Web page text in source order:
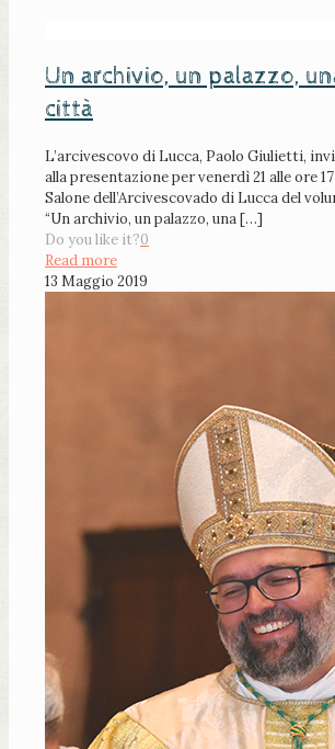
Un archivio, un palazzo,
città
L’arcivescovo di Lucca, Paolo Giulietti,
alla presentazione per venerdì 21 alle ore
Salone dell’Arcivescovado di Lucca del
“Un archivio, un palazzo, una[…]
Do you like it?0
Read more
13 Maggio 2019